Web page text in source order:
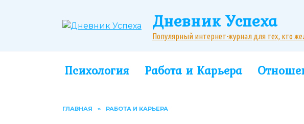
Дневник Успеха
Популярный интернет-журнал для тех, кто
Психология Работа и Карьера
ГЛАВНАЯ » РАБОТА И КАРЬЕРА